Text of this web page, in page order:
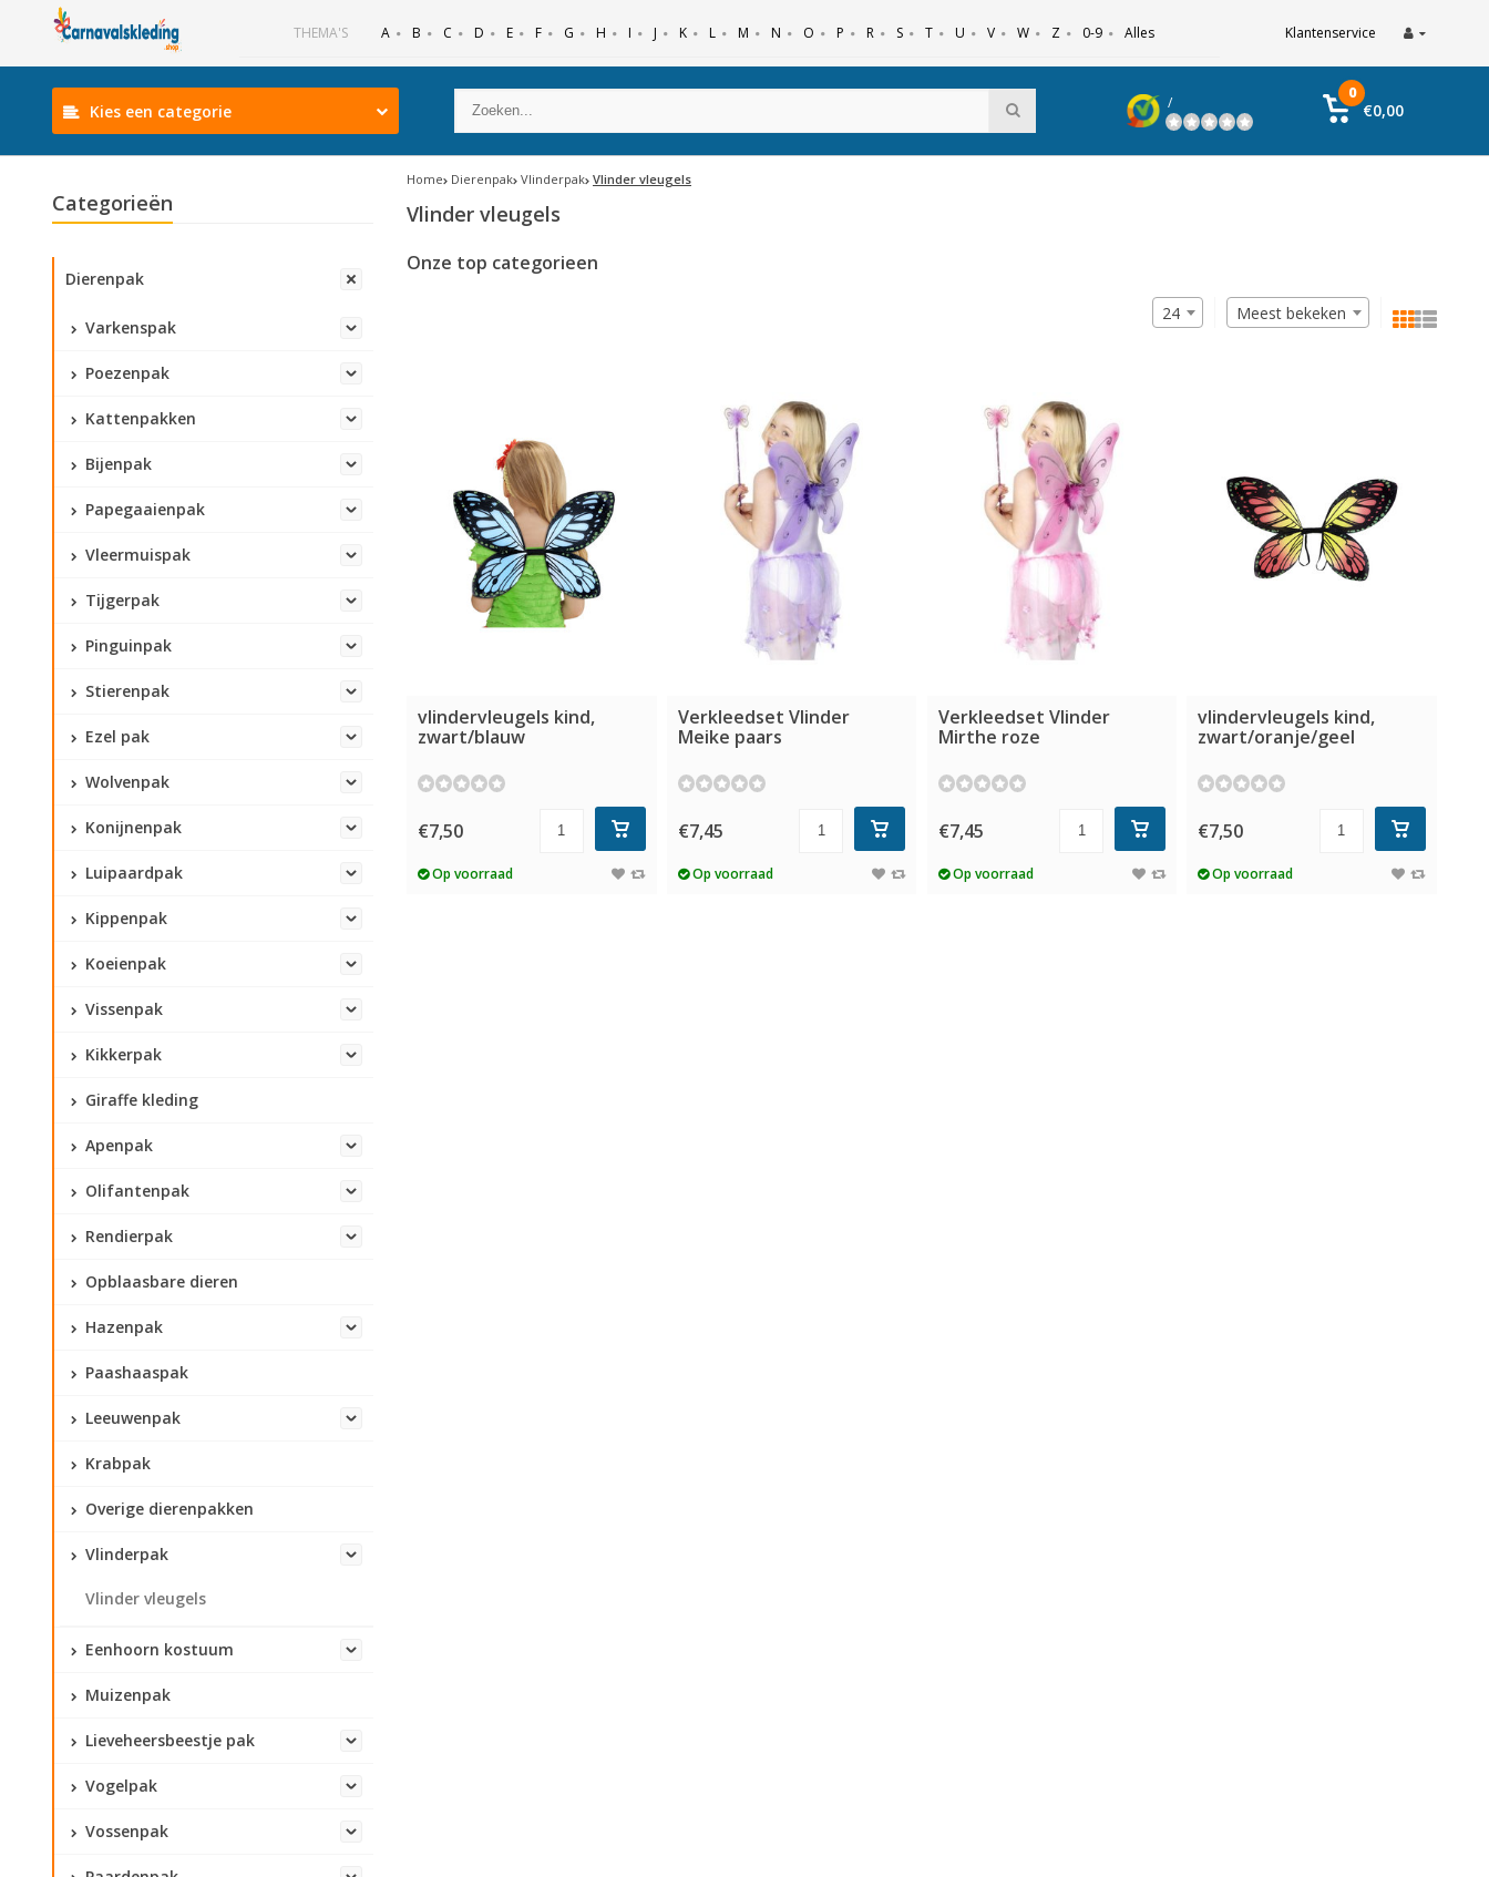
THEMA'S A B C D E F G H I J K L M N O P R S T U V W Z 0-9 Alles Klantenservice
Kies een categorie /
0
€0,00
Categorieën
Dierenpak
Varkenspak
Poezenpak
Kattenpakken
Bijenpak
Papegaaienpak
Vleermuispak
Tijgerpak
Pinguinpak
Stierenpak
Ezel pak
Wolvenpak
Konijnenpak
Luipaardpak
Kippenpak
Koeienpak
Vissenpak
Kikkerpak
Giraffe kleding
Apenpak
Olifantenpak
Rendierpak
Opblaasbare dieren
Hazenpak
Paashaaspak
Leeuwenpak
Krabpak
Overige dierenpakken
Vlinderpak
Vlinder vleugels
Eenhoorn kostuum
Muizenpak
Lieveheersbeestje pak
Vogelpak
Vossenpak
Home Dierenpak Vlinderpak Vlinder vleugels
Vlinder vleugels
Onze top categorieen
Meest bekeken
24
vlindervleugels kind,
zwart/blauw
€7,50
Op voorraad
Verkleedset Vlinder
Meike paars
€7,45
Op voorraad
Verkleedset Vlinder
Mirthe roze
€7,45
Op voorraad
vlindervleugels kind,
zwart/oranje/geel
€7,50
Op voorraad